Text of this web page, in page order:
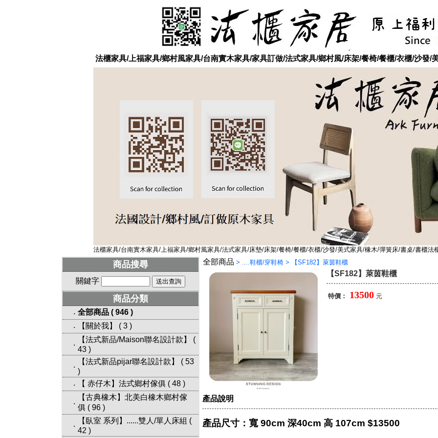
法櫃家具/上福家具/鄉村風家具/台南實木家具/家具訂做/法式家具/鄉村風/床架/餐椅/餐櫃/衣櫃/沙發/
法櫃家具/台南實木家具/上福家具/鄉村風家具/法式家具/床墊/床架/餐椅/餐櫃/衣櫃/沙發/美式家具/橡木/彈簧床/書桌/書櫃法
商品搜尋
關鍵字
商品分類
‧ 全部商品 ( 946 )
‧
【關於我】 ( 3 )
‧
【法式新品/Maison聯名設計款】
(
43 )
‧
【法式新品pijar聯名設計款】 ( 53
)
‧
【 赤仔木】法式鄉村傢俱 ( 48 )
‧
【古典橡木】北美白橡木鄉村傢
俱 ( 96 )
‧
【臥室 系列】......雙人/單人床組 (
42 )
全部商品 > ....鞋櫃/穿鞋椅 > 【SF182】萊茵鞋櫃
【SF182】萊茵鞋櫃
特價： 13500 元
產品說明
產品尺寸：寬 90cm 深40cm 高 107cm $13500